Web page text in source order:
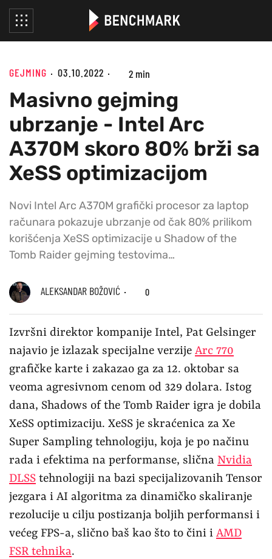
GEJMING 03.10.2022 2 min
Masivno gejming
ubrzanje - Intel Arc
A370M skoro 80% brži sa
XeSS optimizacijom
Novi Intel Arc A370M grafički procesor za laptop
računara pokazuje ubrzanje od čak 80% prilikom
korišćenja XeSS optimizacije u Shadow of the
Tomb Raider gejming testovima…
ALEKSANDAR BOŽOVIĆ 0
Izvršni direktor kompanije Intel, Pat Gelsinger
najavio je izlazak specijalne verzije Arc 770
grafičke karte i zakazao ga za 12. oktobar sa
veoma agresivnom cenom od 329 dolara. Istog
dana, Shadows of the Tomb Raider igra je dobila
XeSS optimizaciju. XeSS je skraćenica za Xe
Super Sampling tehnologiju, koja je po načinu
rada i efektima na performanse, slična Nvidia
DLSS tehnologiji na bazi specijalizovanih Tensor
jezgara i AI algoritma za dinamičko skaliranje
rezolucije u cilju postizanja boljih performansi i
većeg FPS-a, slično baš kao što to čini i AMD
FSR tehnika.